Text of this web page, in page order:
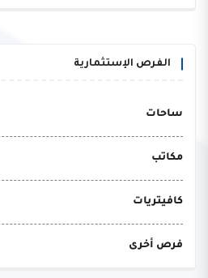
الفرص الإستثمارية
ساحات
مكاتب
كافيتريات
فرص أخرى